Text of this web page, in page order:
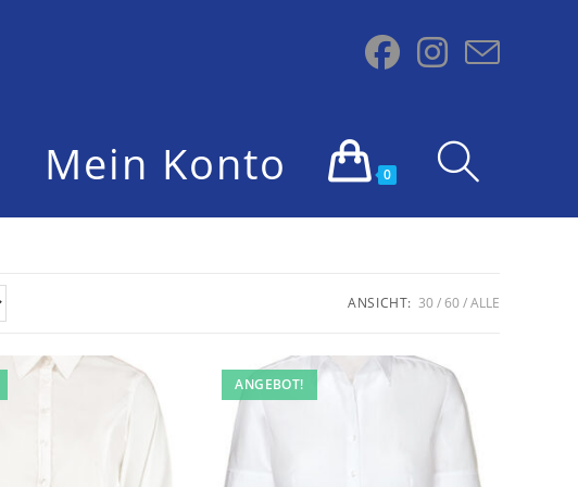
Mein Konto 0
Website-
umschalten
ANSICHT: 30 60 ALLE
ANGEBOT!